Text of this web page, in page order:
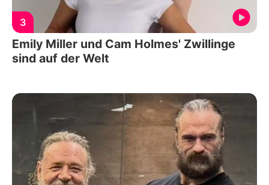
3
Emily Miller und Cam Holmes' Zwillinge
sind auf der Welt